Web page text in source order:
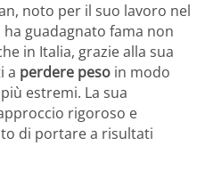
noto per il suo lavoro nel
ha guadagnato fama non
in Italia, grazie alla sua
a perdere peso in modo
estremi. La sua
rigoroso e
di portare a risultati